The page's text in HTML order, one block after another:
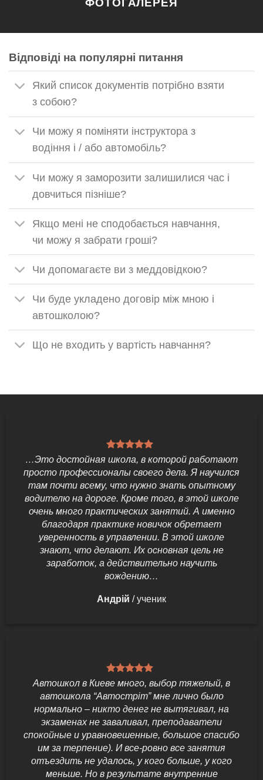
Відповіді на популярні питання
Який список документів потрібно взяти
з собою?
Чи можу я поміняти інструктора з
водіння і / або автомобіль?
Чи можу я заморозити залишилися час і
довчиться пізніше?
Якщо мені не сподобається навчання,
чи можу я забрати гроші?
Чи допомагаєте ви з меддовідкою?
Чи буде укладено договір між мною і
автошколою?
Що не входить у вартість навчання?
…Это достойная школа, в которой работают
просто профессионалы своего дела. Я научился
там почти всему, что нужно знать опытному
водителю на дороге. Кроме того, в этой школе
очень много практических занятий. А именно
благодаря практике новичок обретает
уверенность в управлении. В этой школе
знают, что делают. Их основная цель не
заработок, а действительно научить
вождению…
Андрій / ученик
Автошкол в Киеве много, выбор тяжелый, в
автошкола “Автостріт” мне лично было
нормально – никто денег не вытягивал, на
экзаменах не заваливал, преподаватели
спокойные и уравновешенные, большое спасибо
им за терпение). И все-ровно все занятия
отъездить не удалось, у кого больше, у кого
меньше. Но в результате внутренние